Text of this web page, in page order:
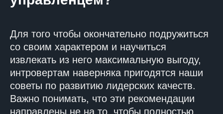
Для того чтобы окончательно подружиться
со своим характером и научиться
извлекать из него максимальную выгоду,
интровертам наверняка пригодятся наши
советы по развитию лидерских качеств.
Важно понимать, что эти рекомендации
направлены не на то, чтобы полностью